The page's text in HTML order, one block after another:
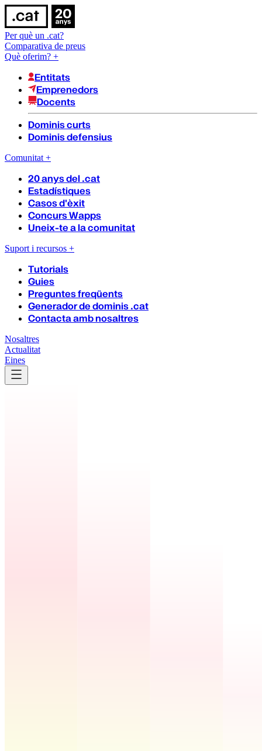
Per què un .cat?
Comparativa de preus
Què oferim? +
Entitats
Emprenedors
Docents
Dominis curts
Dominis defensius
Comunitat +
20 anys del .cat
Estadístiques
Casos d'èxit
Concurs Wapps
Uneix-te a la comunitat
Suport i recursos +
Tutorials
Guies
Preguntes freqüents
Generador de dominis .cat
Contacta amb nosaltres
Nosaltres
Actualitat
Eines